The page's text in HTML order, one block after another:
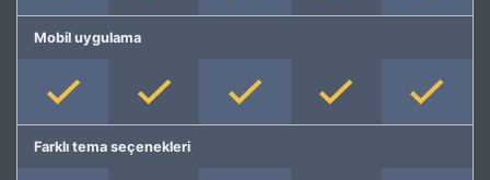
Mobil uygulama
Farklı tema seçenekleri